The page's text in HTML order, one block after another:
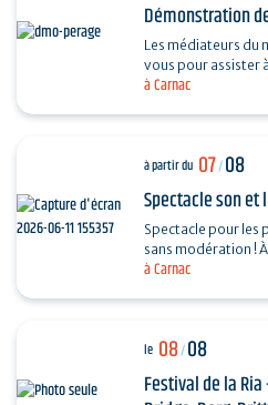
à Carnac
Démonstration
Les médiateurs du
vous pour assister
vous dévoiler les
à Carnac
à partir du 07/08
Spectacle son
Spectacle pour les
sans modération ! À la tombée de la nuit,
découvrez un
le 08/08
Festival de la